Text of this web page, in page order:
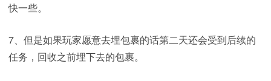
快一些。
7、但是如果玩家愿意去埋包裹的话第二天还会受到后续的
任务，回收之前埋下去的包裹。